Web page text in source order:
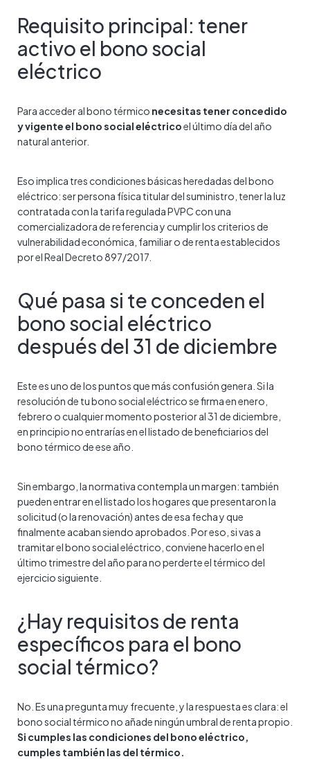
Requisito principal: tener
activo el bono social
eléctrico
Para acceder al bono térmico necesitas tener concedido
y vigente el bono social eléctricoel último día del año
natural anterior.
Eso implica tres condiciones básicas heredadas del bono
eléctrico: ser persona física titular del suministro, tener la luz
contratada con la tarifa regulada PVPC con una
comercializadora de referencia y cumplir los criterios de
vulnerabilidad económica, familiar o de renta establecidos
por el Real Decreto 897/2017.
Qué pasa si te conceden el
bono social eléctrico
después del 31 de diciembre
Este es uno de los puntos que más confusión genera. Si la
resolución de tu bono social eléctrico se firma en enero,
febrero o cualquier momento posterior al 31 de diciembre,
en principio no entrarías en el listado de beneficiarios del
bono térmico de ese año.
Sin embargo, la normativa contempla un margen: también
pueden entrar en el listado los hogares que presentaron la
solicitud (o la renovación) antes de esa fecha y que
finalmente acaban siendo aprobados. Por eso, si vas a
tramitar el bono social eléctrico, conviene hacerlo en el
último trimestre del año para no perderte el térmico del
ejercicio siguiente.
¿Hay requisitos de renta
específicos para el bono
social térmico?
No. Es una pregunta muy frecuente, y la respuesta es clara: el
bono social térmico no añade ningún umbral de renta propio.
Si cumples las condiciones del bono eléctrico,
cumples también las del térmico.